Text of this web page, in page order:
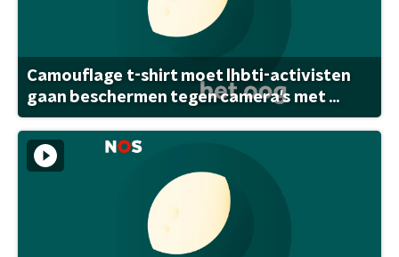
Camouflage t-shirt moet lhbti-activisten
gaan beschermen tegen camera's met ...